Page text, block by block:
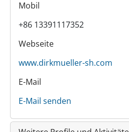
Mobil
+86 13391117352
Webseite
www.dirkmueller-sh.com
E-Mail
E-Mail senden